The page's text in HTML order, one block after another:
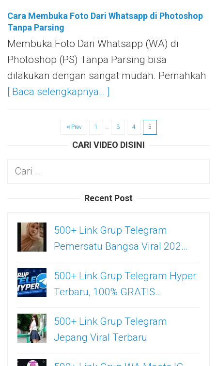
Cara Membuka Foto Dari Whatsapp di Photoshop
Tanpa Parsing
Membuka Foto Dari Whatsapp (WA) di
Photoshop (PS) Tanpa Parsing bisa
dilakukan dengan sangat mudah. Pernahkah
[ Baca selengkapnya… ]
Prev 1 3 4 5
CARI VIDEO DISINI
Cari
Recent Post
500+ Link Grup Telegram
Pemersatu Bangsa Viral 202…
500+ Link Grup Telegram Hyper
Terbaru, 100% GRATIS…
500+ Link Grup Telegram
Jepang Viral Terbaru